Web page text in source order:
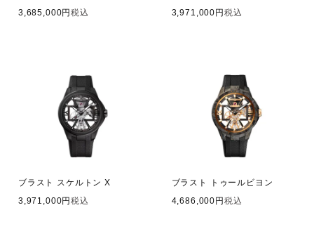
3,685,000
税込
3,971,000
税込
ブラスト スケルトン X
3,971,000
税込
ブラスト トゥールビヨン
4,686,000
税込